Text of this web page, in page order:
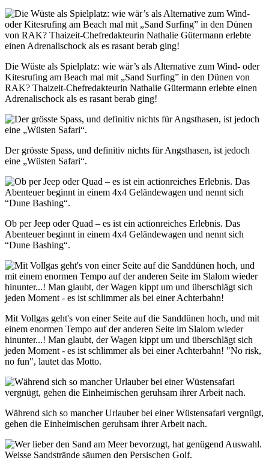
Die Wüste als Spielplatz: wie wär’s als Alternative zum Wind- oder
Kitesrufing am Beach mal mit „Sand Surfing” in den Dünen von
RAK? Thaizeit-Chefredakteurin Nathalie Gütermann erlebte einen
Adrenalischock als es rasant berab ging!
Der grösste Spass, und definitiv nichts für Angsthasen, ist jedoch
eine „Wüsten Safari“.
Ob per Jeep oder Quad – es ist ein actionreiches Erlebnis. Das
Abenteuer beginnt in einem 4x4 Geländewagen und nennt sich
“Dune Bashing“.
Mit Vollgas geht's von einer Seite auf die Sanddünen hoch, und mit
einem enormen Tempo auf der anderen Seite im Slalom wieder
hinunter...! Man glaubt, der Wagen kippt um und überschlägt sich
jeden Moment - es ist schlimmer als bei einer Achterbahn! "No risk,
no fun", lautet das Motto.
Während sich so mancher Urlauber bei einer Wüstensafari vergnügt,
gehen die Einheimischen geruhsam ihrer Arbeit nach.